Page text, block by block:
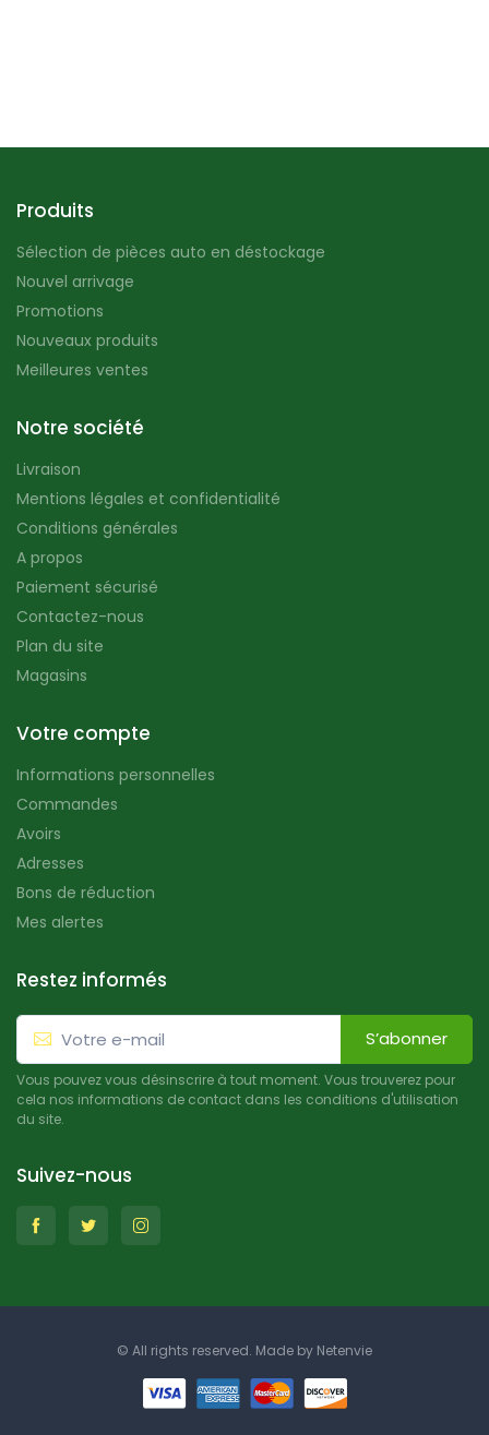
Produits
Sélection de pièces auto en déstockage
Nouvel arrivage
Promotions
Nouveaux produits
Meilleures ventes
Notre société
Livraison
Mentions légales et confidentialité
Conditions générales
A propos
Paiement sécurisé
Contactez-nous
Plan du site
Magasins
Votre compte
Informations personnelles
Commandes
Avoirs
Adresses
Bons de réduction
Mes alertes
Restez informés
S’abonner
Vous pouvez vous désinscrire à tout moment. Vous trouverez pour
cela nos informations de contact dans les conditions d'utilisation
du site.
Suivez-nous
© All rights reserved. Made by Netenvie